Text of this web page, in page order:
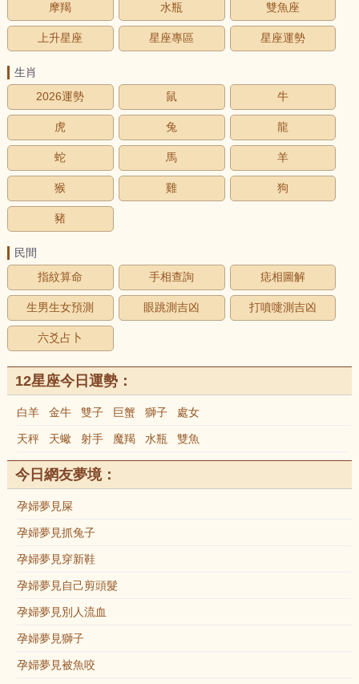
摩羯 水瓶 雙魚座
上升星座 星座專區 星座運勢
生肖
2026運勢
鼠 牛
虎 兔 龍
蛇 馬 羊
猴 雞 狗
豬
民間
指紋算命
手相查詢 痣相圖解
生男生女預測 眼跳測吉凶 打噴嚏測吉凶
六爻占卜
12星座今日運勢：
白羊 金牛 雙子 巨蟹 獅子 處女
天秤 天蠍 射手 魔羯 水瓶 雙魚
今日網友夢境：
孕婦夢見屎
孕婦夢見抓兔子
孕婦夢見穿新鞋
孕婦夢見自己剪頭髮
孕婦夢見別人流血
孕婦夢見獅子
孕婦夢見被魚咬